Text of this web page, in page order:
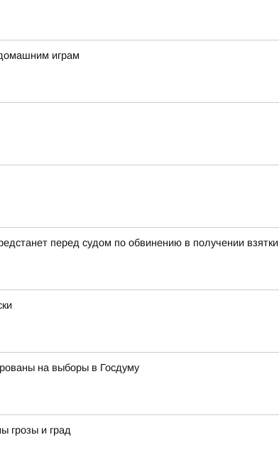
играм
перед судом по обвинению в получении взятки
на выборы в Госдуму
грозы и град